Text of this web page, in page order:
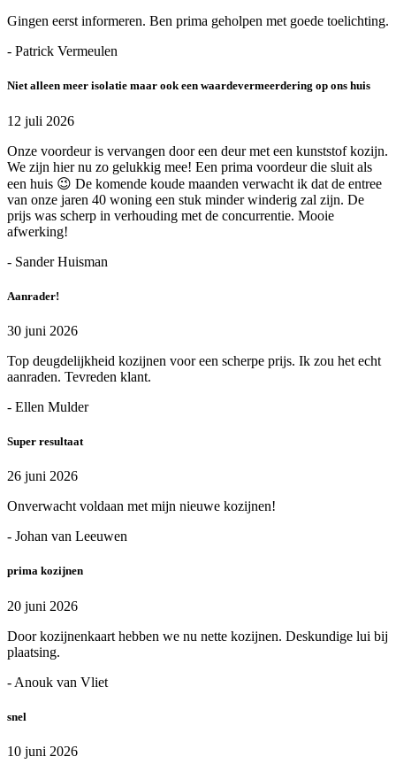
Gingen eerst informeren. Ben prima geholpen met goede toelichting.
- Patrick Vermeulen
Niet alleen meer isolatie maar ook een waardevermeerdering op ons huis
12 juli 2026
Onze voordeur is vervangen door een deur met een kunststof kozijn.
We zijn hier nu zo gelukkig mee! Een prima voordeur die sluit als
een huis 😉 De komende koude maanden verwacht ik dat de entree
van onze jaren 40 woning een stuk minder winderig zal zijn. De
prijs was scherp in verhouding met de concurrentie. Mooie
afwerking!
- Sander Huisman
Aanrader!
30 juni 2026
Top deugdelijkheid kozijnen voor een scherpe prijs. Ik zou het echt
aanraden. Tevreden klant.
- Ellen Mulder
Super resultaat
26 juni 2026
Onverwacht voldaan met mijn nieuwe kozijnen!
- Johan van Leeuwen
prima kozijnen
20 juni 2026
Door kozijnenkaart hebben we nu nette kozijnen. Deskundige lui bij
plaatsing.
- Anouk van Vliet
snel
10 juni 2026